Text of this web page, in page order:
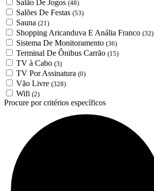
Salão De Jogos (48)
Salões De Festas (53)
Sauna (21)
Shopping Aricanduva E Anália Franco (32)
Sistema De Monitoramento (36)
Terminal De Ônibus Carrão (15)
TV à Cabo (3)
TV Por Assinatura (0)
Vão Livre (328)
Wifi (2)
Procure por critérios específicos